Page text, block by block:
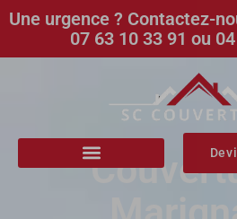
Une urgence ? Contactez-
07 63 10 33 91 ou